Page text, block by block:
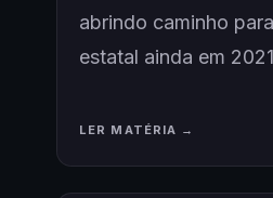
abrindo caminho
estatal ainda em
LER MATÉRIA →